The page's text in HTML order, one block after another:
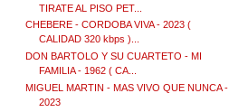
TIRATE AL PISO PET...
CHEBERE - CORDOBA VIVA - 2023 (
CALIDAD 320 kbps )...
DON BARTOLO Y SU CUARTETO - MI
FAMILIA - 1962 ( CA...
MIGUEL MARTIN - MAS VIVO QUE NUNCA -
2023